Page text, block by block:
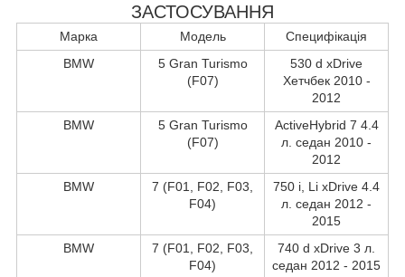
ЗАСТОСУВАННЯ
Марка Модель
Специфікація
BMW
5 Gran Turismo
(F07)
530 d xDrive
Хетчбек 2010 -
2012
BMW
5 Gran Turismo
(F07)
ActiveHybrid 7 4.4
л. седан 2010 -
2012
BMW
7 (F01, F02, F03,
F04)
750 i, Li xDrive 4.4
л. седан 2012 -
2015
BMW
7 (F01, F02, F03,
F04)
740 d xDrive 3 л.
седан 2012 - 2015